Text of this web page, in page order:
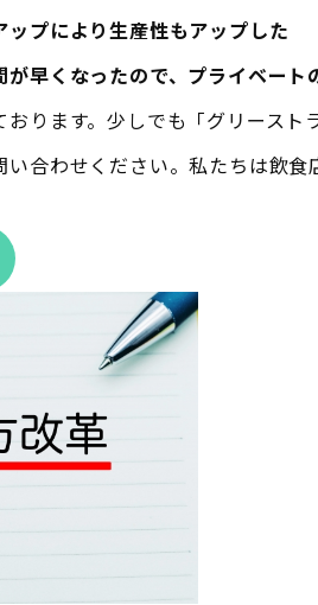
ップにより生産性もアップした
が早くなったので、プライベー
ります。少しでも「グリース
合わせください。私たちは飲食